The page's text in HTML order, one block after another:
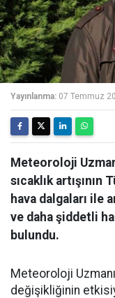
Yayınlanma: 07 Temmuz
Meteoroloji
sıcaklık artışının
hava dalgaları ile
ve daha şiddetli
bulundu.
Meteoroloji
değişikliğinin